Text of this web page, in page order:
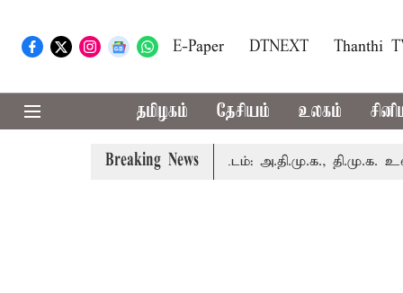
E-Paper DTNEXT Thanthi
தமிழகம் தேசியம் உலகம்
Breaking News
இன்று எம்.பி.க்கள் கூட்டம்: அ.தி.மு.க., தி.மு.க. உள்ளிட்ட